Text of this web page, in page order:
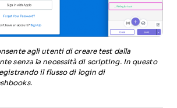
agli utenti di creare test dalla
senza la necessità di scripting. In questo
il flusso di login di